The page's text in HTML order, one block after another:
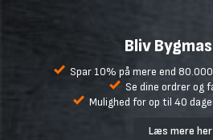
Bliv
Spar 10% på mere end
Se dine ordrer og
Mulighed for op til 40
Læs mere her